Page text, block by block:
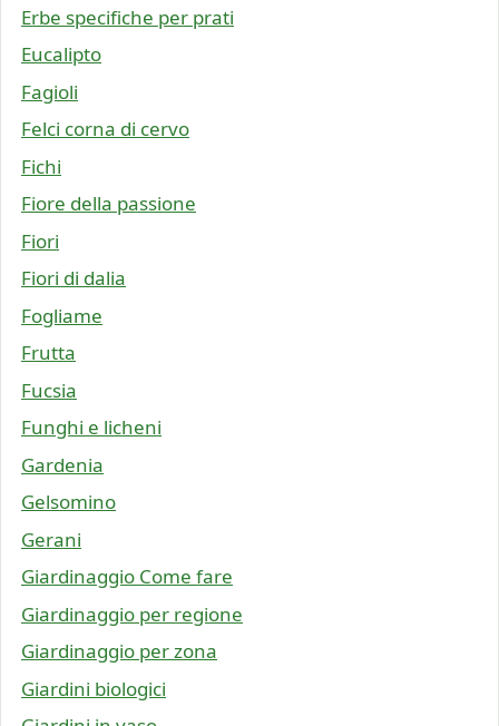
Erbe specifiche per prati
Eucalipto
Fagioli
Felci corna di cervo
Fichi
Fiore della passione
Fiori
Fiori di dalia
Fogliame
Frutta
Fucsia
Funghi e licheni
Gardenia
Gelsomino
Gerani
Giardinaggio Come fare
Giardinaggio per regione
Giardinaggio per zona
Giardini biologici